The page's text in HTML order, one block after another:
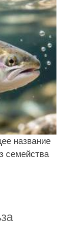
название
семейства